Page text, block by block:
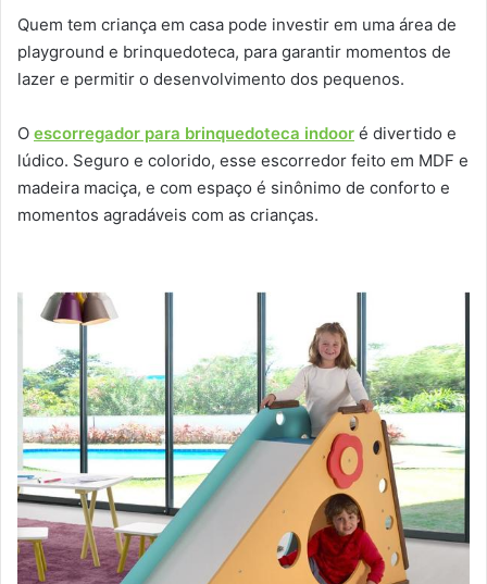
Quem tem criança em casa pode investir em uma área de
playground e brinquedoteca, para garantir momentos de
lazer e permitir o desenvolvimento dos pequenos.
O escorregador para brinquedoteca indoor é divertido e
lúdico. Seguro e colorido, esse escorredor feito em MDF e
madeira maciça, e com espaço é sinônimo de conforto e
momentos agradáveis com as crianças.